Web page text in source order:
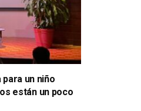
para un niño
están un poco